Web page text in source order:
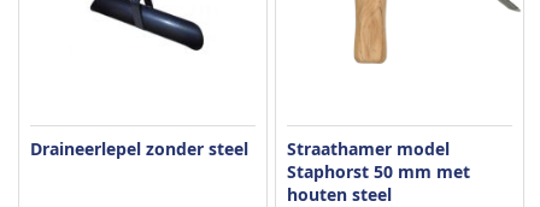
Draineerlepel zonder steel
Straathamer model
Staphorst 50 mm met
houten steel